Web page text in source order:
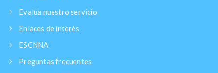
Evalúa nuestro servicio
Enlaces de interés
ESCNNA
Preguntas frecuentes